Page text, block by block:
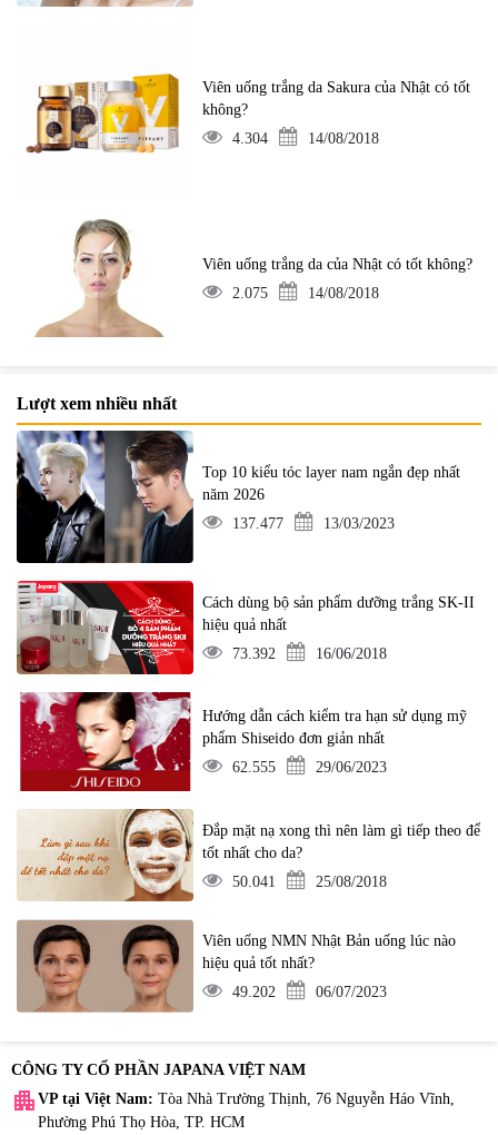
Viên uống trắng da Sakura của Nhật có tốt
không?
4.304
14/08/2018
Viên uống trắng da của Nhật có tốt không?
2.075
14/08/2018
Lượt xem nhiều nhất
Top 10 kiểu tóc layer nam ngắn đẹp nhất
năm 2026
137.477
13/03/2023
Cách dùng bộ sản phẩm dưỡng trắng SK-II
hiệu quả nhất
73.392
16/06/2018
Hướng dẫn cách kiểm tra hạn sử dụng mỹ
phẩm Shiseido đơn giản nhất
62.555
29/06/2023
Đắp mặt nạ xong thì nên làm gì tiếp theo để
tốt nhất cho da?
50.041
25/08/2018
Viên uống NMN Nhật Bản uống lúc nào
hiệu quả tốt nhất?
49.202
06/07/2023
CÔNG TY CỔ PHẦN JAPANA VIỆT NAM
apartment VP tại Việt Nam: Tòa Nhà Trường Thịnh, 76 Nguyễn Háo Vĩnh,
Phường Phú Thọ Hòa, TP. HCM